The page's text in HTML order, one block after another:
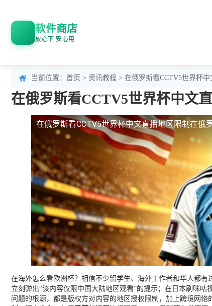
软件商店
放心下 安心用
当前位置： 首页 > 资讯教程 > 在俄罗斯看CCTV5世界杯
在俄罗斯看CCTV5世界杯中文
在俄罗斯看CCTV5世界杯中文直播地区限制在俄
在海外怎么看欧洲杯？相信不少留学生、海外工作者和华人都
立刻弹出“该内容仅限中国大陆地区观看”的提示；在日本刷咪
问题的根源，都是版权方对内容的地区授权限制，加上跨境网